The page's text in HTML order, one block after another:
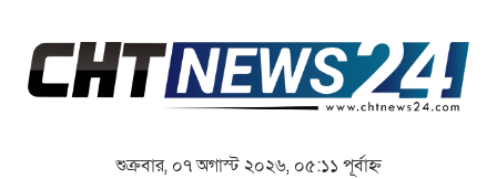
শুক্রবার, ০৭ অগাস্ট ২০২৬, ০৫:১১ পূর্বাহ্ন